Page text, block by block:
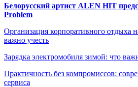
Белорусский артист ALEN HIT
Problem
Организация корпоративного отдыха
важно учесть
Зарядка электромобиля зимой: что
Практичность без компромиссов:
сервиса